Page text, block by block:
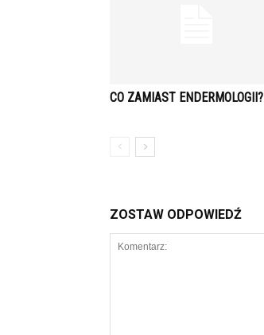
CO ZAMIAST ENDERMOLOGII?
ZOSTAW ODPOWIEDŹ